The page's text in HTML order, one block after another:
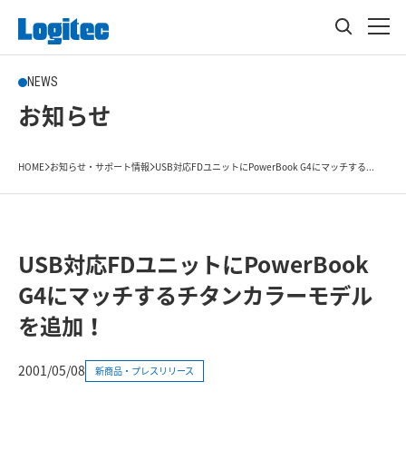
NEWS
お知らせ
HOME お知らせ・サポート情報 USB対応FDユニットにPowerBook G4にマッチする...
USB対応FDユニットにPowerBook
G4にマッチするチタンカラーモデル
を追加！
2001/05/08 新商品・プレスリリース